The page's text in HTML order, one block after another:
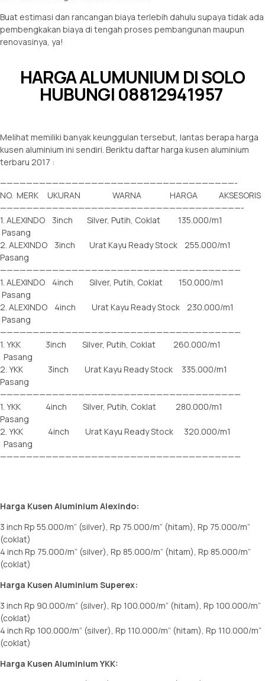
Buat estimasi dan rancangan biaya terlebih dahulu supaya tidak ada
pembengkakan biaya di tengah proses pembangunan maupun
renovasinya, ya!
HARGA ALUMUNIUM DI SOLO
HUBUNGI 08812941957
Melihat memiliki banyak keunggulan tersebut, lantas berapa harga
kusen aluminium ini sendiri. Beriktu daftar harga kusen aluminium
terbaru 2017 :
————————————————————————————————————-
NO. MERK UKURAN WARNA HARGA AKSESORIS
—————————————————————————————————————-
1. ALEXINDO 3inch Silver, Putih, Coklat 135.000/m1
Pasang
2. ALEXINDO 3inch Urat Kayu Ready Stock 255.000/m1
Pasang
—————————————————————————————————————
1. ALEXINDO 4inch Silver, Putih, Coklat 150.000/m1
Pasang
2. ALEXINDO 4inch Urat Kayu Ready Stock 230.000/m1
Pasang
—————————————————————————————————————
1. YKK 3inch Silver, Putih, Coklat 260.000/m1
Pasang
2. YKK 3inch Urat Kayu Ready Stock 335.000/m1
Pasang
—————————————————————————————————————
1. YKK 4inch Silver, Putih, Coklat 280.000/m1
Pasang
2. YKK 4inch Urat Kayu Ready Stock 320.000/m1
Pasang
—————————————————————————————————————
Harga Kusen Aluminium Alexindo:
3 inch Rp 55.000/m” (silver), Rp 75.000/m” (hitam), Rp 75.000/m”
(coklat)
4 inch Rp 75.000/m” (silver), Rp 85.000/m” (hitam), Rp 85.000/m”
(coklat)
Harga Kusen Aluminium Superex:
3 inch Rp 90.000/m” (silver), Rp 100.000/m” (hitam), Rp 100.000/m”
(coklat)
4 inch Rp 100.000/m” (silver), Rp 110.000/m” (hitam), Rp 110.000/m”
(coklat)
Harga Kusen Aluminium YKK: